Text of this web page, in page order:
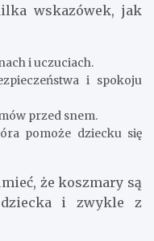
wskazówek, jak
i uczuciach.
i spokoju
przed snem.
pomoże dziecku się
że koszmary są
dziecka i zwykle z